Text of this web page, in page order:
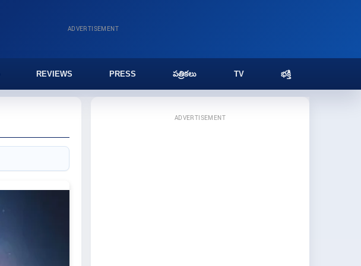
ADVERTISEMENT
REVIEWS PRESS పత్రికలు TV భక్తి
ADVERTISEMENT